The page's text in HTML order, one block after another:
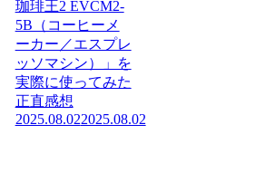
珈琲王2 EVCM2-
5B（コーヒーメ
ーカー／エスプレ
ッソマシン）」を
実際に使ってみた
正直感想
2025.08.022025.08.02